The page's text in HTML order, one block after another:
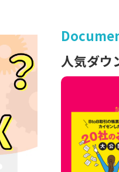
人気ダウ